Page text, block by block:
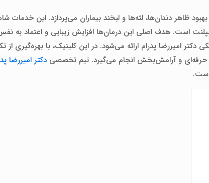
ظاهر دندان‌ها، لثه‌ها و لبخند بیماران می‌پردازد. این
است. هدف اصلی این درمان‌ها افزایش زیبایی و اعتماد به
دکتر امیررضا پدرام ارائه می‌شود. در این کلینیک، با بهره‌گیری از
حرفه‌ای و آرامش‌بخش انجام می‌گیرد. تیم تخصصیدکتر امیررضا
است.